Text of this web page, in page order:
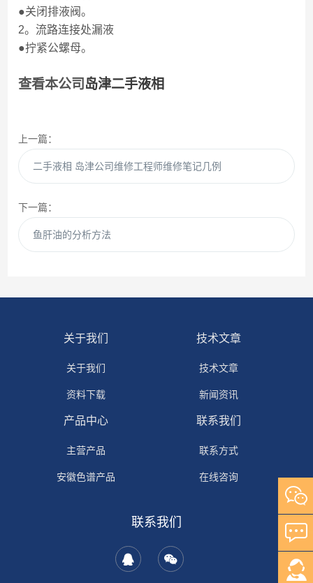
●关闭排液阀。
2。流路连接处漏液
●拧紧公螺母。
查看本公司 岛津二手液相
上一篇：
二手液相 岛津公司维修工程师维修笔记几例
下一篇：
鱼肝油的分析方法
关于我们
关于我们
资料下载
技术文章
技术文章
新闻资讯
产品中心
主营产品
安徽色谱产品
联系我们
联系方式
在线咨询
联系我们